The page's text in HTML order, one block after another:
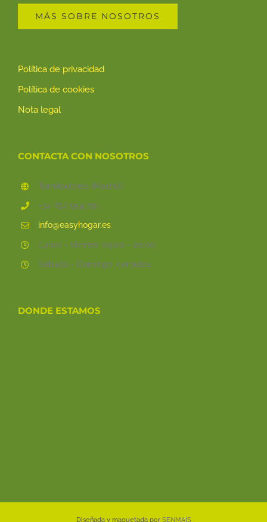
MÁS SOBRE NOSOTROS
Política de privacidad
Política de cookies
Nota legal
CONTACTA CON NOSOTROS
Torrelodones (Madrid)
+34 652 954 791
info@easyhogar.es
Lunes - viernes: 09:00 - 20:00
Sábado - Domingo: cerrados
DONDE ESTAMOS
Diseñada y maquetada por SENMAIS